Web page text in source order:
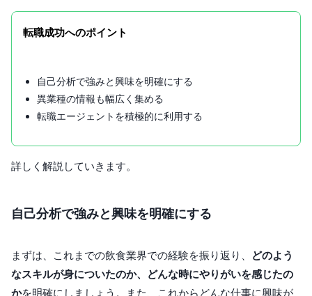
転職成功へのポイント
自己分析で強みと興味を明確にする
異業種の情報も幅広く集める
転職エージェントを積極的に利用する
詳しく解説していきます。
自己分析で強みと興味を明確にする
まずは、これまでの飲食業界での経験を振り返り、
どのよう
なスキルが身についたのか、どんな時にやりがいを感じたの
かを明確にしましょう。また、これからどんな仕事に興味が